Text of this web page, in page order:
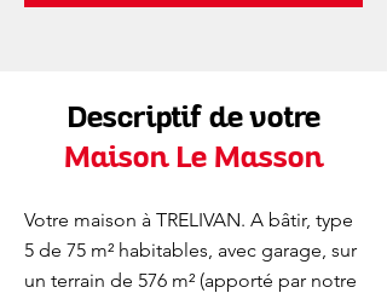
Descriptif de votre
Maison Le Masson
Votre maison à TRELIVAN. A bâtir, type
5 de 75 m² habitables, avec garage, sur
un terrain de 576 m² (apporté par notre